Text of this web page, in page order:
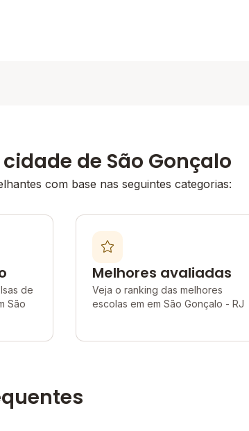
de São Gonçalo
com base nas seguintes categorias:
de
São
Melhores avaliadas
Veja o ranking das melhores
escolas em em São Gonçalo - RJ